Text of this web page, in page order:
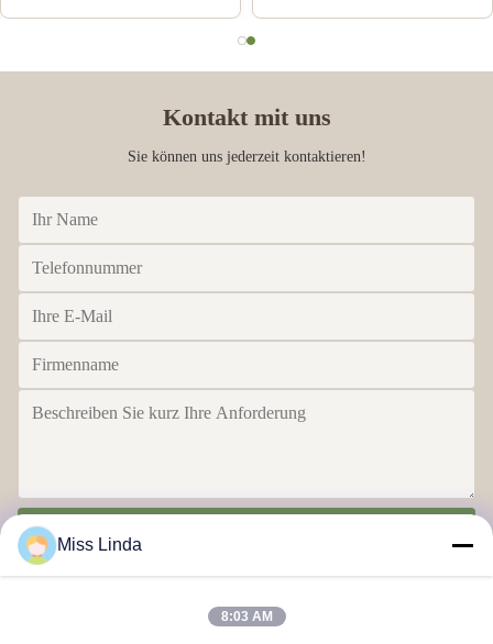
Kontakt mit uns
Sie können uns jederzeit kontaktieren!
Miss Linda
8:03 AM